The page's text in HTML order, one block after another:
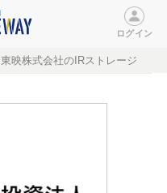
ログイン
東映株式会社のIRストレージ